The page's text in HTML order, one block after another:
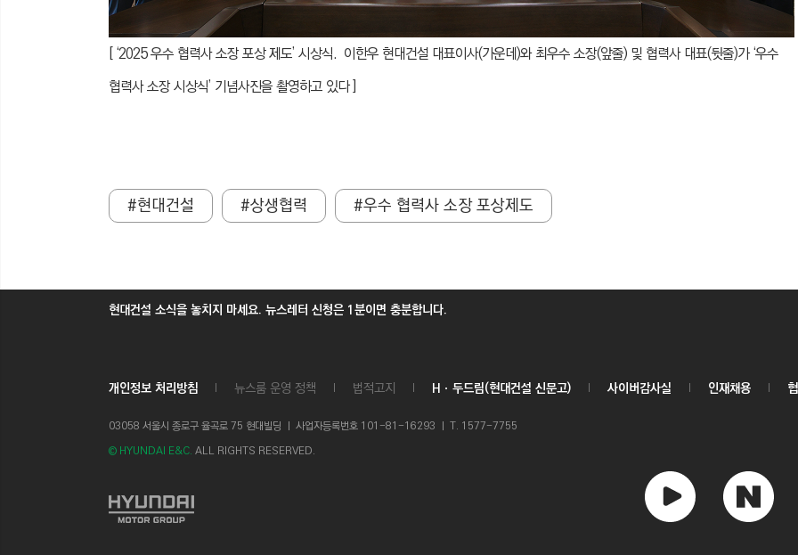
[ ‘2025 우수 협력사 소장 포상 제도’ 시상식. 이한우 현대건설 대표이사(가운데)와 최우수 소장(앞줄) 및 협력사 대표(뒷줄)가 ‘우수
협력사 소장 시상식’ 기념사진을 촬영하고 있다 ]
#현대건설 #상생협력 #우수 협력사 소장 포상제도
현대건설 소식을 놓치지 마세요. 뉴스레터 신청은 1분이면 충분합니다.
개인정보 처리방침 뉴스룸 운영 정책 법적고지 Hㆍ두드림(현대건설 신문고) 사이버감사실 인재채용
03058 서울시 종로구 율곡로 75 현대빌딩 ㅣ 사업자등록번호 101-81-16293 ㅣ T. 1577-7755
© HYUNDAI E&C. ALL RIGHTS RESERVED.